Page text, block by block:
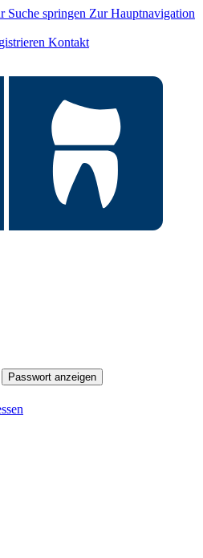
Suche springen Zur Hauptnavigation
Kontakt
Passwort anzeigen